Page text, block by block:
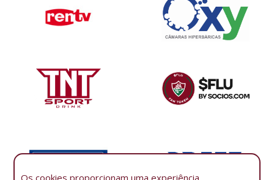
Os cookies proporcionam uma experiência